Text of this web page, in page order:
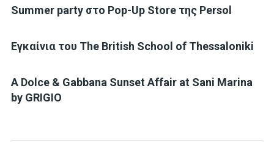
Summer party στο Pop-Up Store της Persol
Eγκαίνια του The British School of Thessaloniki
A Dolce & Gabbana Sunset Affair at Sani Marina
by GRIGIO